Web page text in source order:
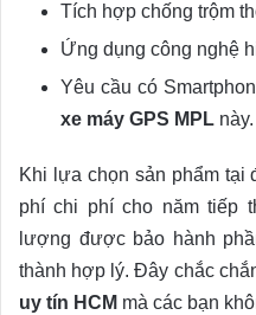
Tích hợp chống trộm
Ứng dụng công nghệ
Yêu cầu có
xe máy GPS MPL này.
Khi lựa chọn sản phẩm tại
phí chi phí cho năm tiếp
lượng được bảo hành
thành hợp lý. Đây chắc
uy tín HCM mà các bạn